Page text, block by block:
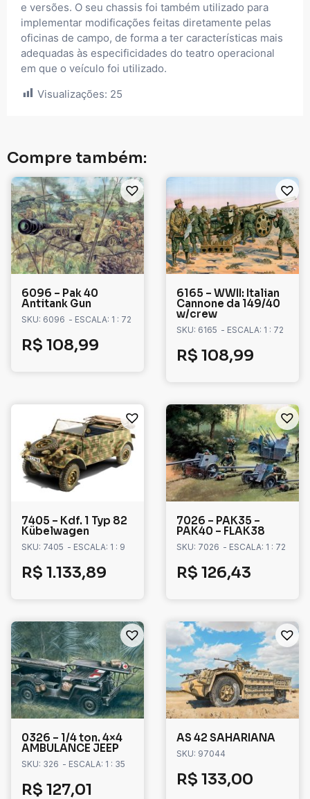
e versões. O seu chassis foi também utilizado para
implementar modificações feitas diretamente pelas
oficinas de campo, de forma a ter características mais
adequadas às especificidades do teatro operacional
em que o veículo foi utilizado.
Visualizações: 25
Compre também:
6096 – Pak 40
Antitank Gun
SKU: 6096 - ESCALA: 1 : 72
R$ 108,99
6165 – WWII: Italian
Cannone da 149/40
w/crew
SKU: 6165 - ESCALA: 1 : 72
R$ 108,99
7405 – Kdf. 1 Typ 82
Kübelwagen
SKU: 7405 - ESCALA: 1 : 9
R$ 1.133,89
7026 – PAK35 –
PAK40 – FLAK38
SKU: 7026 - ESCALA: 1 : 72
R$ 126,43
0326 – 1/4 ton. 4×4
AMBULANCE JEEP
SKU: 326 - ESCALA: 1 : 35
R$ 127,01
AS 42 SAHARIANA
SKU: 97044
R$ 133,00